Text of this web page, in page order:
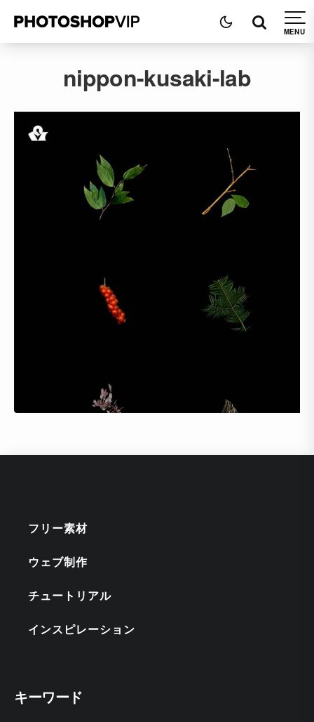
nippon-kusaki-lab
フリー素材
ウェブ制作
チュートリアル
インスピレーション
キーワード